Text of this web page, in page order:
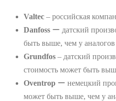
Valtec ‒ российская
Danfoss ー датский
быть выше, чем у
Grundfos ‒ датский
стоимость может быть
Oventrop ー немецкий
может быть выше, чем у